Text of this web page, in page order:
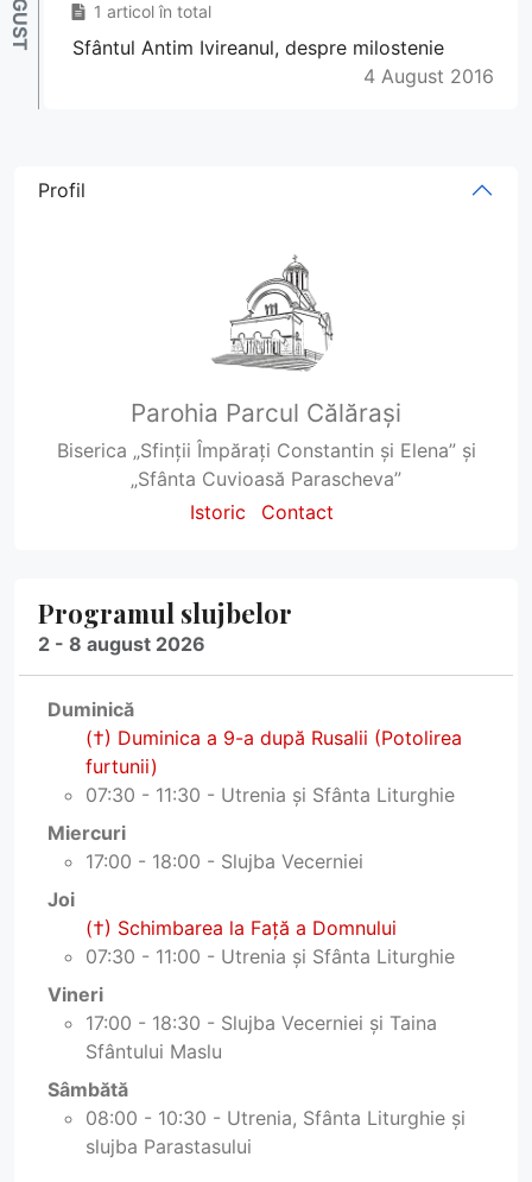
1 articol în total
Sfântul Antim Ivireanul, despre milostenie
4 August 2016
Profil
Parohia Parcul Călărași
Biserica „Sfinții Împărați Constantin și Elena” și
„Sfânta Cuvioasă Parascheva”
Istoric
Contact
Programul slujbelor
2 - 8 august 2026
Duminică
(†) Duminica a 9-a după Rusalii (Potolirea
furtunii)
07:30 - 11:30 - Utrenia și Sfânta Liturghie
Miercuri
17:00 - 18:00 - Slujba Vecerniei
Joi
(†) Schimbarea la Faţă a Domnului
07:30 - 11:00 - Utrenia și Sfânta Liturghie
Vineri
17:00 - 18:30 - Slujba Vecerniei și Taina
Sfântului Maslu
Sâmbătă
08:00 - 10:30 - Utrenia, Sfânta Liturghie și
slujba Parastasului